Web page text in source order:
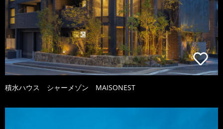
積水ハウス シャーメゾン MAISONEST